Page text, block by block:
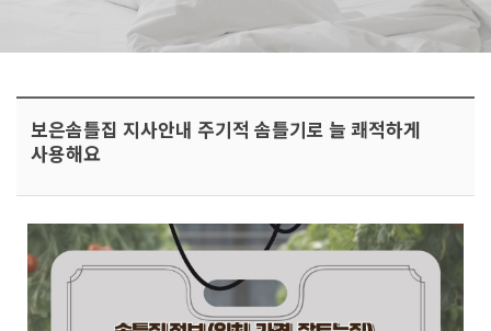
보은솜틀집 지사안내 주기적 솜틀기로 늘 쾌적하게
사용해요